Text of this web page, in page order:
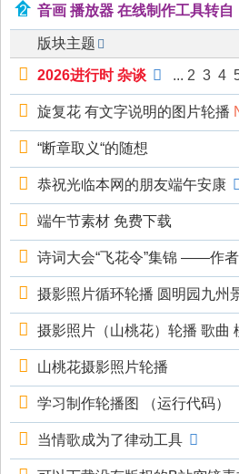
音画 播放器 在线制作工具转自
版块主题
2026进行时 杂谈 ... 2 3 4
旋复花 有文字说明的图片轮播
“断章取义“的随想
恭祝光临本网的朋友端午安康
端午节素材 免费下载
诗词大会“飞花令”集锦 ——作
摄影照片循环轮播 圆明园九州
摄影照片（山桃花）轮播 歌曲
山桃花摄影照片轮播
学习制作轮播图 （运行代码）
当情歌成为了律动工具